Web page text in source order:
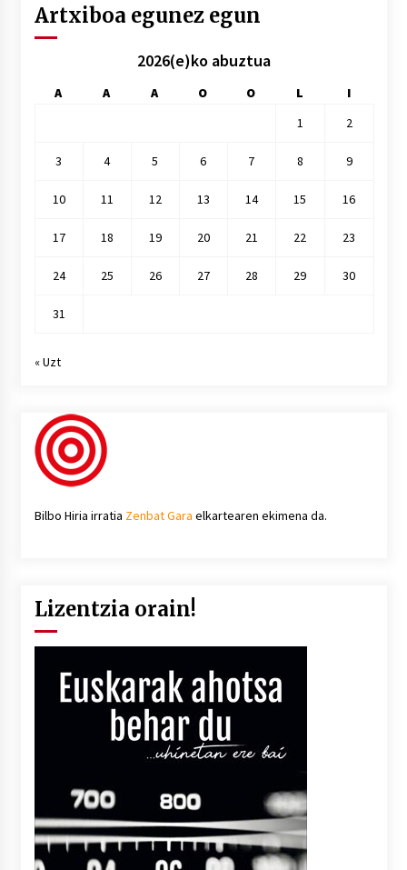
Artxiboa egunez egun
2026(e)ko abuztua
A A A O O L
I
1
2
3 4 5 6 7 8 9
10 11 12 13 14 15 16
17 18 19 20 21 22 23
24 25 26 27 28 29 30
31
« Uzt
Bilbo Hiria irratia Zenbat Gara elkartearen ekimena da.
Lizentzia orain!